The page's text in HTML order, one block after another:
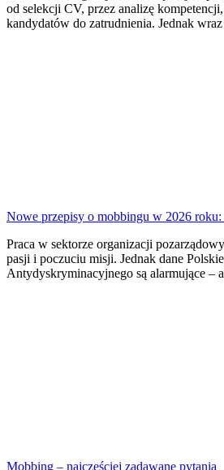
od selekcji CV, przez analizę
kandydatów do zatrudnienia. Jednak
Nowe przepisy o mobbingu w 2026
Praca w sektorze organizacji
pasji i poczuciu misji. Jednak dane
Antydyskryminacyjnego są alarmujące –
Mobbing – najczęściej zadawane pytania